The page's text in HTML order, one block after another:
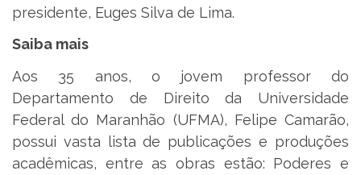
presidente, Euges Silva de Lima.
Saiba mais
Aos 35 anos, o jovem professor do
Departamento de Direito da Universidade
Federal do Maranhão (UFMA), Felipe Camarão,
possui vasta lista de publicações e produções
acadêmicas, entre as obras estão: Poderes e